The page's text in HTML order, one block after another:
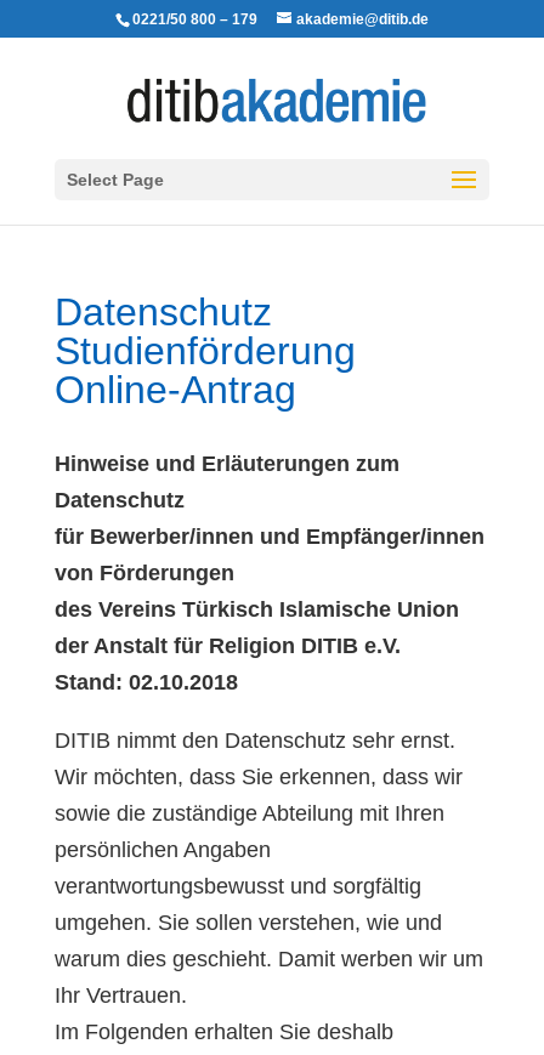
0221/50 800 – 179 akademie@ditib.de
Select Page
Datenschutz
Studienförderung
Online-Antrag
Hinweise und Erläuterungen zum
Datenschutz
für Bewerber/innen und Empfänger/innen
von Förderungen
des Vereins Türkisch Islamische Union
der Anstalt für Religion DITIB e.V.
Stand: 02.10.2018
DITIB nimmt den Datenschutz sehr ernst.
Wir möchten, dass Sie erkennen, dass wir
sowie die zuständige Abteilung mit Ihren
persönlichen Angaben
verantwortungsbewusst und sorgfältig
umgehen. Sie sollen verstehen, wie und
warum dies geschieht. Damit werben wir um
Ihr Vertrauen.
Im Folgenden erhalten Sie deshalb